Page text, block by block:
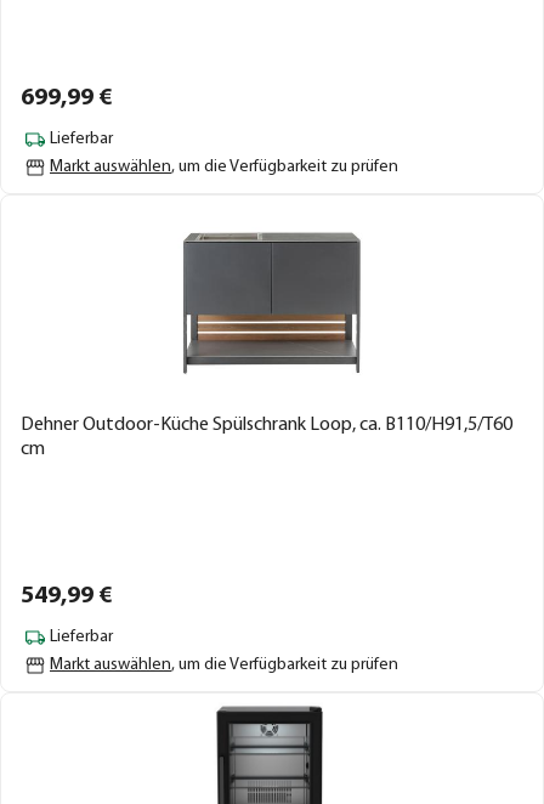
699,99 €
Lieferbar
Markt auswählen, um die Verfügbarkeit zu prüfen
Dehner Outdoor-Küche Spülschrank Loop, ca. B110/H91,5/T60
cm
549,99 €
Lieferbar
Markt auswählen, um die Verfügbarkeit zu prüfen